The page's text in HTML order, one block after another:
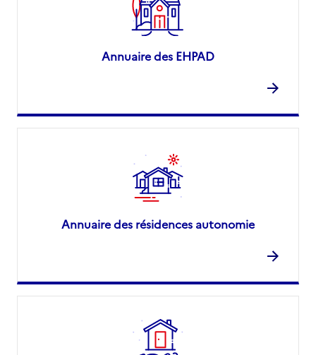
Annuaire des EHPAD
Annuaire des résidences autonomie